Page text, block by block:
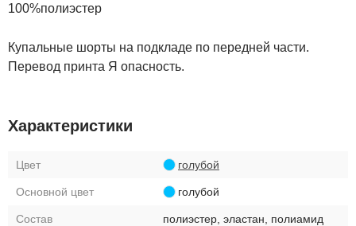
100%полиэстер
Купальные шорты на подкладе по передней части.
Перевод принта Я опасность.
Характеристики
Цвет голубой
Основной цвет голубой
Состав полиэстер, эластан, полиамид